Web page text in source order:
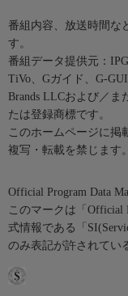
番組内容、放送時間な
す。
番組データ提供元：
TiVo、Gガイド、G-
Brands LLCおよび／ま
たは登録商標です。
このホームページに掲
複写・転載を禁じます。
Official Program Data
このマークは「Official
式情報である「
のみ表記が許されてい